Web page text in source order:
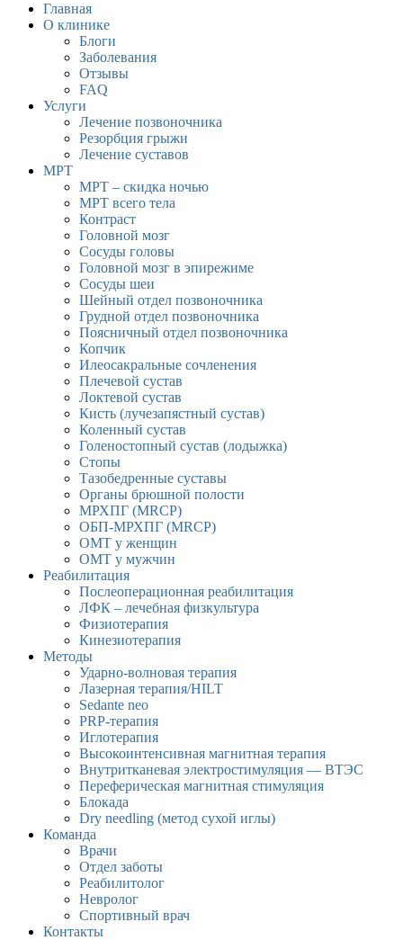
Главная
О клинике
Блоги
Заболевания
Отзывы
FAQ
Услуги
Лечение позвоночника
Резорбция грыжи
Лечение суставов
МРТ
МРТ – скидка ночью
МРТ всего тела
Контраст
Головной мозг
Сосуды головы
Головной мозг в эпирежиме
Сосуды шеи
Шейный отдел позвоночника
Грудной отдел позвоночника
Поясничный отдел позвоночника
Копчик
Илеосакральные сочленения
Плечевой сустав
Локтевой сустав
Кисть (лучезапястный сустав)
Коленный сустав
Голеностопный сустав (лодыжка)
Стопы
Тазобедренные суставы
Органы брюшной полости
МРХПГ (MRCP)
ОБП-МРХПГ (MRCP)
ОМТ у женщин
ОМТ у мужчин
Реабилитация
Послеоперационная реабилитация
ЛФК – лечебная физкультура
Физиотерапия
Кинезиотерапия
Методы
Ударно-волновая терапия
Лазерная терапия/HILT
Sedante neo
PRP-терапия
Иглотерапия
Высокоинтенсивная магнитная терапия
Внутритканевая электростимуляция — ВТЭС
Переферическая магнитная стимуляция
Блокада
Dry needling (метод сухой иглы)
Команда
Врачи
Отдел заботы
Реабилитолог
Невролог
Спортивный врач
Контакты